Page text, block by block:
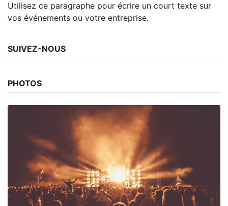
Utilisez ce paragraphe pour écrire un court texte sur
vos événements ou votre entreprise.
SUIVEZ-NOUS
PHOTOS